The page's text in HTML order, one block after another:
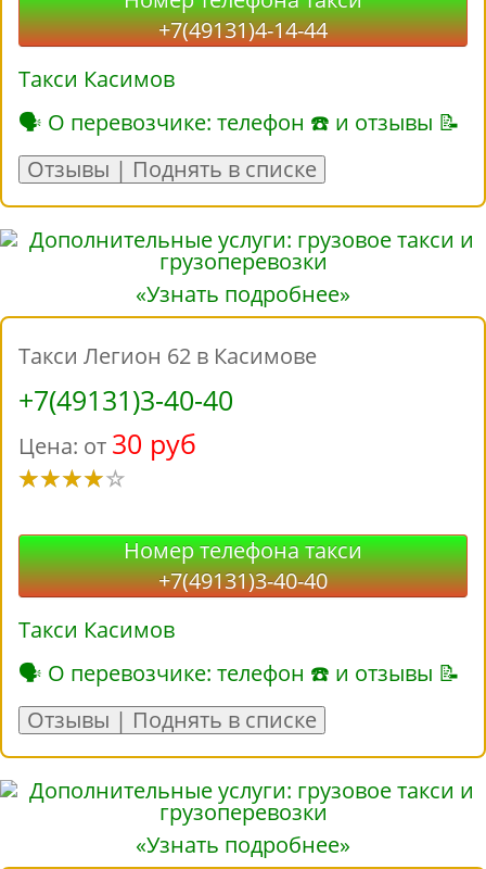
+7(49131)4-14-44
Такси Касимов
🗣 О перевозчике: телефон ☎ и отзывы 📝
Отзывы | Поднять в списке
«Узнать подробнее»
Такси Легион 62 в Касимове
+7(49131)3-40-40
Цена: от 30 руб
Номер телефона такси
+7(49131)3-40-40
Такси Касимов
🗣 О перевозчике: телефон ☎ и отзывы 📝
Отзывы | Поднять в списке
«Узнать подробнее»